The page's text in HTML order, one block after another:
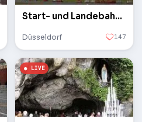
Start- und Landebahn des Flughafens
Düsseldorf 147